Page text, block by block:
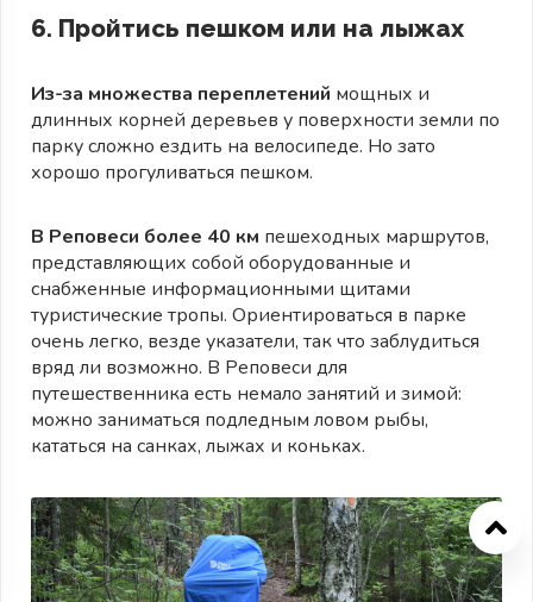
6. Пройтись пешком или на лыжах
Из-за множества переплетений мощных и
длинных корней деревьев у поверхности земли по
парку сложно ездить на велосипеде. Но зато
хорошо прогуливаться пешком.
В Реповеси более 40 км пешеходных маршрутов,
представляющих собой оборудованные и
снабженные информационными щитами
туристические тропы. Ориентироваться в парке
очень легко, везде указатели, так что заблудиться
вряд ли возможно. В Реповеси для
путешественника есть немало занятий и зимой:
можно заниматься подледным ловом рыбы,
кататься на санках, лыжах и коньках.